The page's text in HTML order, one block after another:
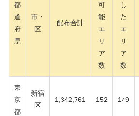
都
道
府
県
市・
区
配布合計
可
能
エ
リ
ア
数
し
た
エ
リ
ア
数
東
京
都
新宿
区
1,342,761 152 149